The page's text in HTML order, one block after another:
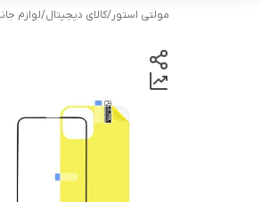
مولتی استور/کالای دیجیتال/لوازم